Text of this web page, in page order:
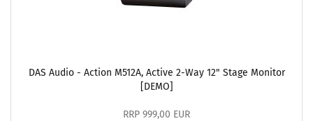
DAS Audio - Action M512A, Active 2-Way 12" Stage Monitor
[DEMO]
RRP 999,00 EUR